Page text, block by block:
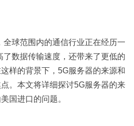
全球范围内的通信行业正在经历一
数据传输速度，还带来了更低的
样的背景下，5G服务器的来源和
。本文将详细探讨5G服务器的来
国进口的问题。